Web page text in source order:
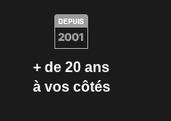
+ de 20 ans
à vos côtés